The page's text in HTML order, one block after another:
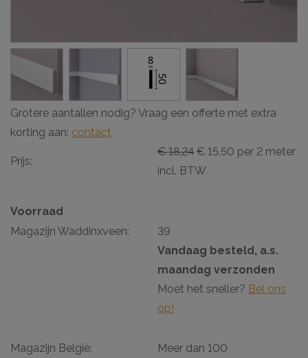
Grotere aantallen nodig? Vraag een offerte met extra
korting aan: contact
Prijs:
€ 18,24 € 15,50 per 2 meter
incl. BTW
Voorraad
Magazijn Waddinxveen:
39
Vandaag besteld, a.s.
maandag verzonden
Moet het sneller? Bel ons
op!
Magazijn België:
Meer dan 100